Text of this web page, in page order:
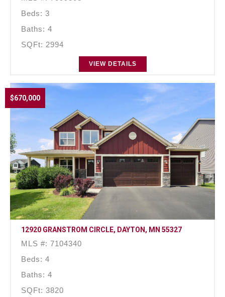
Beds: 3
Baths: 4
SQFt: 2994
VIEW DETAILS
$670,000
12920 GRANSTROM CIRCLE, DAYTON, MN 55327
MLS #: 7104340
Beds: 4
Baths: 4
SQFt: 3820